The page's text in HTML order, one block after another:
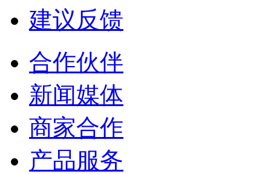
建议反馈
合作伙伴
新闻媒体
商家合作
产品服务